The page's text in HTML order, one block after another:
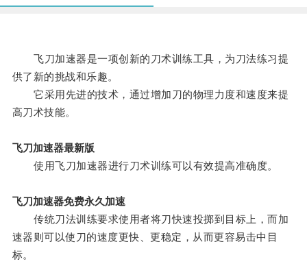
飞刀加速器是一项创新的刀术训练工具，为刀法练习提
供了新的挑战和乐趣。
它采用先进的技术，通过增加刀的物理力度和速度来提
高刀术技能。
飞刀加速器最新版
使用飞刀加速器进行刀术训练可以有效提高准确度。
飞刀加速器免费永久加速
传统刀法训练要求使用者将刀快速投掷到目标上，而加
速器则可以使刀的速度更快、更稳定，从而更容易击中目
标。